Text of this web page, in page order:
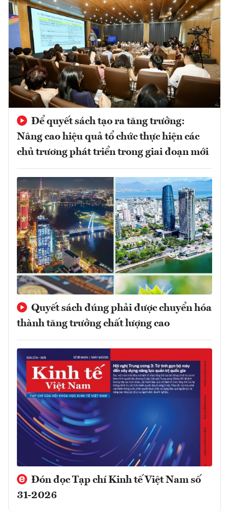
Để quyết sách tạo ra tăng trưởng:
Nâng cao hiệu quả tổ chức thực hiện các
chủ trương phát triển trong giai đoạn mới
Quyết sách đúng phải được chuyển hóa
thành tăng trưởng chất lượng cao
Đón đọc Tạp chí Kinh tế Việt Nam số
31-2026